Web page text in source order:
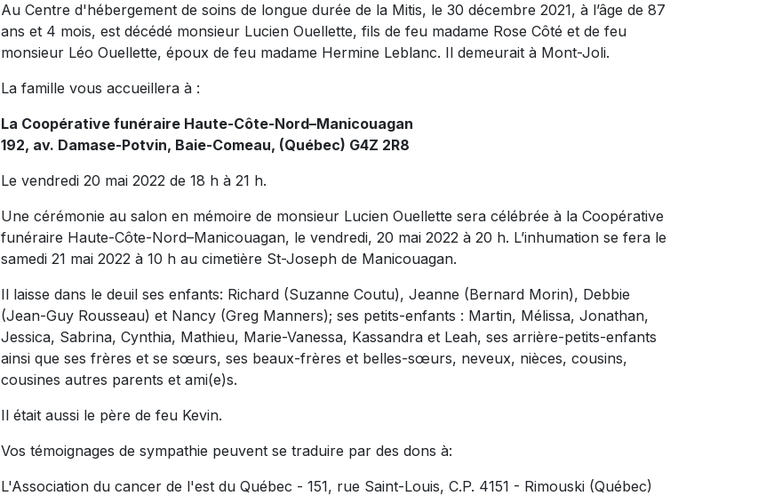
Au Centre d'hébergement de soins de longue durée de la Mitis, le 30 décembre 2021, à l’âge de 87
ans et 4 mois, est décédé monsieur Lucien Ouellette, fils de feu madame Rose Côté et de feu
monsieur Léo Ouellette, époux de feu madame Hermine Leblanc. Il demeurait à Mont-Joli.
La famille vous accueillera à :
La Coopérative funéraire Haute-Côte-Nord–Manicouagan
192, av. Damase-Potvin, Baie-Comeau, (Québec) G4Z 2R8
Le vendredi 20 mai 2022 de 18 h à 21 h.
Une cérémonie au salon en mémoire de monsieur Lucien Ouellette sera célébrée à la Coopérative
funéraire Haute-Côte-Nord–Manicouagan, le vendredi, 20 mai 2022 à 20 h. L’inhumation se fera le
samedi 21 mai 2022 à 10 h au cimetière St-Joseph de Manicouagan.
Il laisse dans le deuil ses enfants: Richard (Suzanne Coutu), Jeanne (Bernard Morin), Debbie
(Jean-Guy Rousseau) et Nancy (Greg Manners); ses petits-enfants : Martin, Mélissa, Jonathan,
Jessica, Sabrina, Cynthia, Mathieu, Marie-Vanessa, Kassandra et Leah, ses arrière-petits-enfants
ainsi que ses frères et se sœurs, ses beaux-frères et belles-sœurs, neveux, nièces, cousins,
cousines autres parents et ami(e)s.
Il était aussi le père de feu Kevin.
Vos témoignages de sympathie peuvent se traduire par des dons à:
L'Association du cancer de l'est du Québec - 151, rue Saint-Louis, C.P. 4151 - Rimouski (Québec)